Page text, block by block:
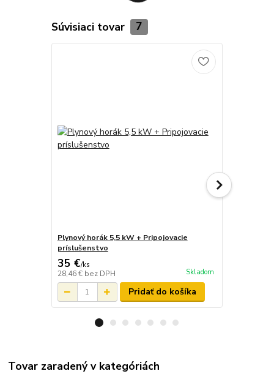
Súvisiaci tovar 7
Plynový horák 5,5 kW + Pripojovacie
príslušenstvo
35 €/ks
28,46 € bez DPH Skladom
Pridať do košíka
Tovar zaradený v kategóriách